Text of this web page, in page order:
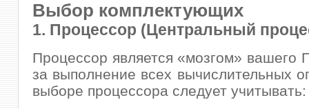
Выбор комплектующих
1. Процессор (Центральный
Процессор является «мозгом» вашего
за выполнение всех вычислительных
выборе процессора следует учитывать: